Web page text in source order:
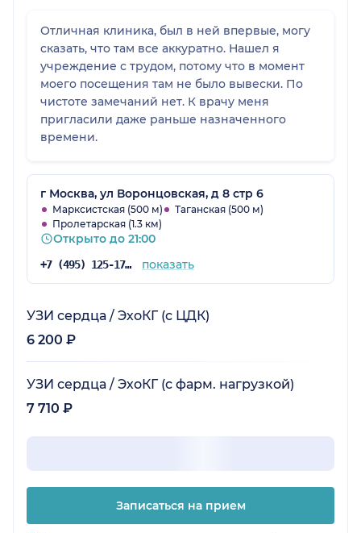
Отличная клиника, был в ней впервые, могу
сказать, что там все аккуратно. Нашел я
учреждение с трудом, потому что в момент
моего посещения там не было вывески. По
чистоте замечаний нет. К врачу меня
пригласили даже раньше назначенного
времени.
г Москва, ул Воронцовская, д 8 стр 6
Марксистская (500 м)
Таганская (500 м)
Пролетарская (1.3 км)
Открыто до 21:00
+7 (495) 125-17-00 показать
УЗИ сердца / ЭхоКГ (с ЦДК)
6 200 ₽
УЗИ сердца / ЭхоКГ (с фарм. нагрузкой)
7 710 ₽
Записаться на прием